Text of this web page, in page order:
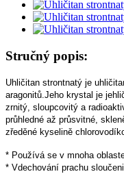
Stručný popis:
Uhličitan strontnatý je
aragonitů.Jeho krystal je
zrnitý, sloupcovitý a
průhledné až průsvitné,
zředěné kyselině
* Používá se v mnoha
* Vdechování prachu